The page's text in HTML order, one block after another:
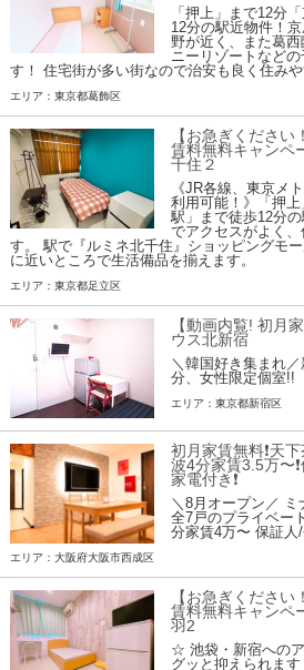
「押上」まで12分
12分の駅近物件！
野が近く、また葛
ニーリゾートなど
す！ 住宅街が多い街なので治安も良く住みや
エリア：東京都葛飾区
【お急ぎください
賃料無料キャンペ
千住２
《JR各線、東京メ
利用可能！》「押
駅」まで徒歩12分
でアクセスがよく
す。 駅で『ルミネ北千住』ショッピングモ
に近いところで生活備品を揃えます。
エリア：東京都足立区
【動画内覧! 初月
ウス北新宿
＼韓国好き集まれ
分、女性限定個室!!
エリア：東京都新宿区
初月家賃無料❗️天
波4分家賃3.5万〜
家電付き❗
＼8月オープン／
全7戸のプライベー
分家賃4万〜 保証人
エリア：大阪府大阪市西成区
【お急ぎください
賃料無料キャンペ
羽2
☆ 池袋・新宿への
グッと抑えられま